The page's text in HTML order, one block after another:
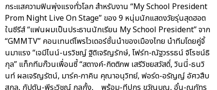
กระแสความฟินพุ่งแรงทั่วโลก สำหรับงาน “My School President
Prom Night Live On Stage” ของ 9 หนุ่มนักแสดงวัยรุ่นสุดฮอต
ในซีรีส์ “แฟนผมเป็นประธานนักเรียน My School President” จาก
“GMMTV” คอนเทนต์โพรไวเดอร์ชั้นนำของเมืองไทย นำทีมโดยคู่จิ้
นมาแรง “เจมีไนน์-นรวิชญ์ ฐิติเจริญรักษ์, โฟร์ท-ณัฐวรรธน์ จิโรชน์ธิ
กุล” แท็กทีมก๊วนเพื่อนซี้ “สตางค์-กิตติภพ เสรีวิชยสวัสดิ์, วินนี่-ธนวิ
นท์ ผลเจริญรัตน์, มาร์ค-ภาคิน คุณาอนุวิทย์, ฟอร์ด-อรัญญ์ อัศวสืบ
สกุล, กัปตัน-พีระวิชญ์ กุลกั้ง, พร้อม-ทีปกร ขวัญบุญ, อั๋น-ณภัทร